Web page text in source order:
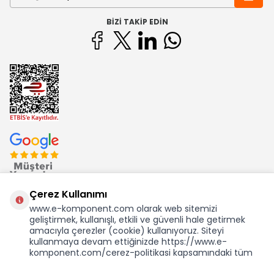
BIZI TAKIP EDIN
Ekom Elk. Elektronik San. ve Tic. A.Ş.'nin Tescilli Bir Markasıdır
Çerez Kullanımı
www.e-komponent.com olarak web sitemizi
geliştirmek, kullanışlı, etkili ve güvenli hale getirmek
amacıyla çerezler (cookie) kullanıyoruz. Siteyi
kullanmaya devam ettiğinizde https://www.e-
komponent.com/cerez-politikasi kapsamındaki tüm